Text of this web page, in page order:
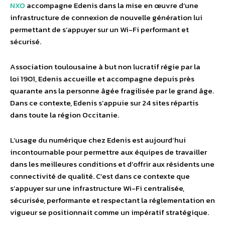
NXO accompagne Edenis dans la mise en œuvre d’une
infrastructure de connexion de nouvelle génération lui
permettant de s’appuyer sur un Wi-Fi performant et
sécurisé.
Association toulousaine à but non lucratif régie par la
loi 1901, Edenis accueille et accompagne depuis près
quarante ans la personne âgée fragilisée par le grand âge.
Dans ce contexte, Edenis s’appuie sur 24 sites répartis
dans toute la région Occitanie.
L’usage du numérique chez Edenis est aujourd’hui
incontournable pour permettre aux équipes de travailler
dans les meilleures conditions et d’offrir aux résidents une
connectivité de qualité. C’est dans ce contexte que
s’appuyer sur une infrastructure Wi-Fi centralisée,
sécurisée, performante et respectant la réglementation en
vigueur se positionnait comme un impératif stratégique.